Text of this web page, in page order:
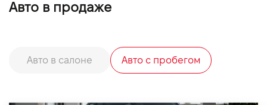
Авто в продаже
Авто в салоне Авто с пробегом